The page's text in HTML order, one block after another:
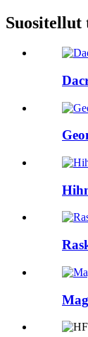
Suositellut